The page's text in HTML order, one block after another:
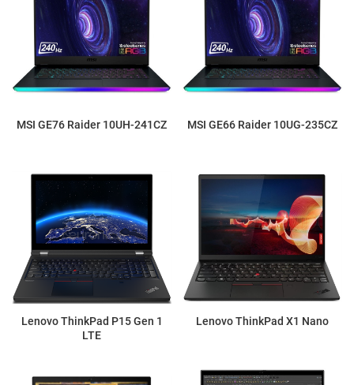
MSI GE76 Raider 10UH-241CZ MSI GE66 Raider 10UG-235CZ
Lenovo ThinkPad P15 Gen 1
LTE
Lenovo ThinkPad X1 Nano